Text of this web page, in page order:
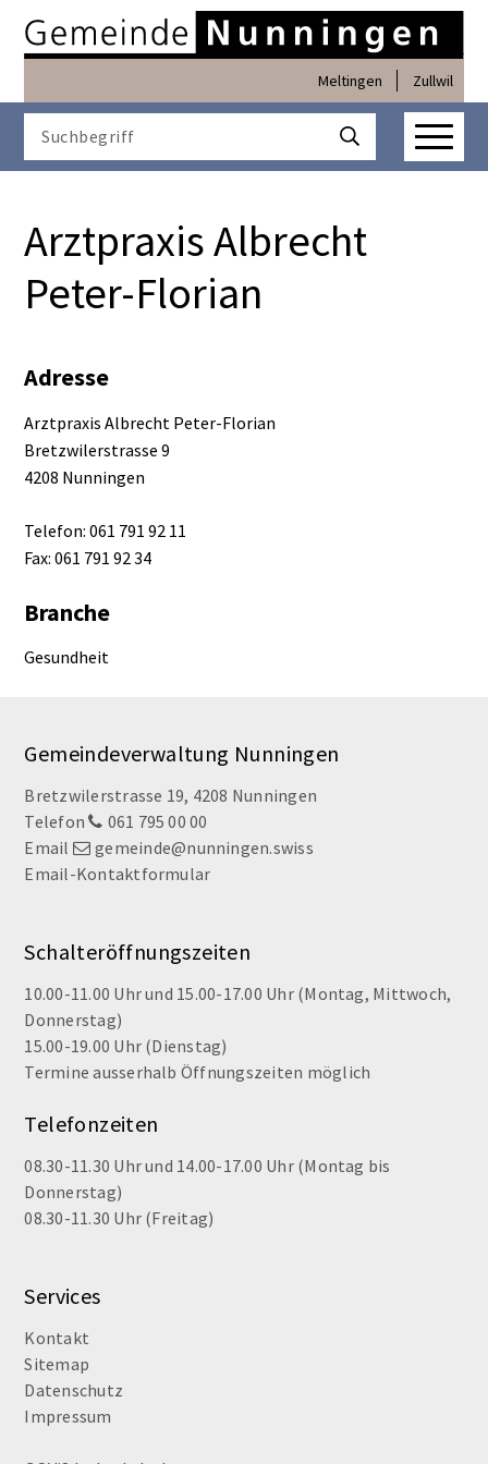
Navigieren in
Schnellnavigation
Meltingen Zullwil
Suche starten
Arztpraxis Albrecht
Peter-Florian
Adresse
Arztpraxis Albrecht Peter-Florian
Bretzwilerstrasse 9
4208 Nunningen
Telefon: 061 791 92 11
Fax: 061 791 92 34
Branche
Gesundheit
Footer
Gemeindeverwaltung Nunningen
Bretzwilerstrasse 19, 4208 Nunningen
Telefon
061 795 00 00
Email
gemeinde@nunningen.swiss
Email-Kontaktformular
Schalteröffnungszeiten
10.00-11.00 Uhr und 15.00-17.00 Uhr (Montag, Mittwoch,
Donnerstag)
15.00-19.00 Uhr (Dienstag)
Termine ausserhalb Öffnungszeiten möglich
Telefonzeiten
08.30-11.30 Uhr und 14.00-17.00 Uhr (Montag bis
Donnerstag)
08.30-11.30 Uhr (Freitag)
Services
Kontakt
Sitemap
Datenschutz
Impressum